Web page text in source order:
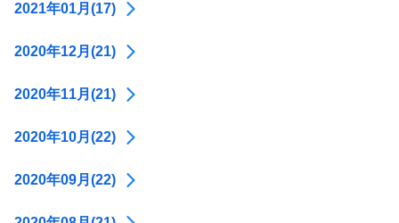
2021年01月(17)
2020年12月(21)
2020年11月(21)
2020年10月(22)
2020年09月(22)